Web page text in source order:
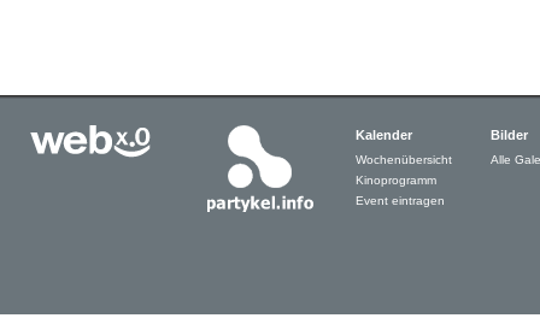
Kalender
Wochenübersicht
Kinoprogramm
Event eintragen
Bilder
Alle